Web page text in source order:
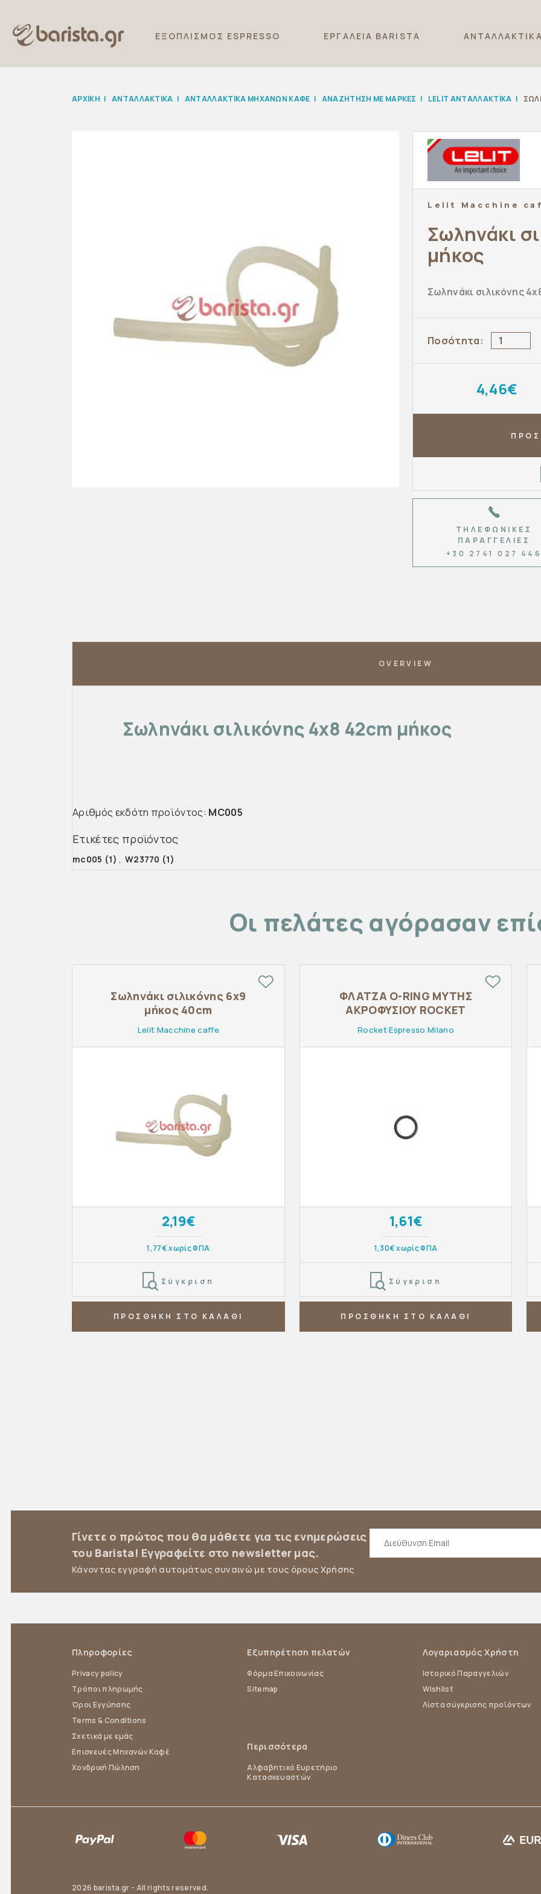
ΕΞΟΠΛΙΣΜΟΣ ESPRESSO ΕΡΓΑΛΕΙΑ BARISTA ΑΝΤΑΛΛΑΚΤΙΚΑ
ΑΡΧΙΚΉ | ΑΝΤΑΛΛΑΚΤΙΚΆ | ΑΝΤΑΛΛΑΚΤΙΚΑ ΜΗΧΑΝΩΝ ΚΑΦΕ | ΑΝΑΖΉΤΗΣΗ ΜΕ ΜΆΡΚΕΣ | LELIT ΑΝΤΑΛΛΑΚΤΙΚΑ |
Lelit Macchine
Σωληνάκι
μήκος
Σωληνάκι σιλικόνης
Ποσότητα:
4,46€
ΤΗΛΕΦΩΝΙΚΈΣ
ΠΑΡΑΓΓΕΛΊΕΣ
+30 2741 027 446
OVERVIEW
Σωληνάκι σιλικόνης 4x8 42cm μήκος
Αριθμός εκδότη προϊόντος: MC005
Ετικέτες προϊόντος
mc005 (1) W23770 (1)
Οι πελάτες αγόρασαν
Σωληνάκι σιλικόνης 6x9
μήκος 40cm
Lelit Macchine caffe
2,19€
1,77€ χωρίς ΦΠΑ
Σύγκριση
ΠΡΟΣΘΗΚΗ ΣΤΟ ΚΑΛΑΘΙ
ΦΛΑΤΖΑ O-RING ΜΥΤΗΣ
ΑΚΡΟΦΥΣΙΟΥ ROCKET
Rocket Espresso Milano
1,61€
1,30€ χωρίς ΦΠΑ
Σύγκριση
ΠΡΟΣΘΗΚΗ ΣΤΟ ΚΑΛΑΘΙ
Γίνετε ο πρώτος που θα μάθετε για τις ενημερώσεις
του Barista! Εγγραφείτε στο newsletter μας.
Κάνοντας εγγραφή αυτομάτως συναινώ με τους όρους Χρήσης
Πληροφορίες
Privacy policy
Τρόποι πληρωμής
Όροι Εγγύησης
Terms & Conditions
Σχετικά με εμάς
Επισκευές Μηχανών Καφέ
Χονδρική Πώληση
Εξυπηρέτηση πελατών
Φόρμα Επικοινωνίας
Sitemap
Περισσότερα
Αλφαβητικό Ευρετήριο
Κατασκευαστών
Λογαριασμός Χρήστη
Ιστορικό Παραγγελιών
Wishlist
Λίστα σύγκρισης προϊόντων
2026 barista.gr - All rights reserved.